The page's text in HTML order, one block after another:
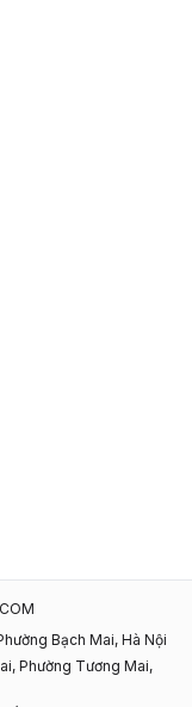
Bạch Mai, Hà Nội
Phường Tương Mai,